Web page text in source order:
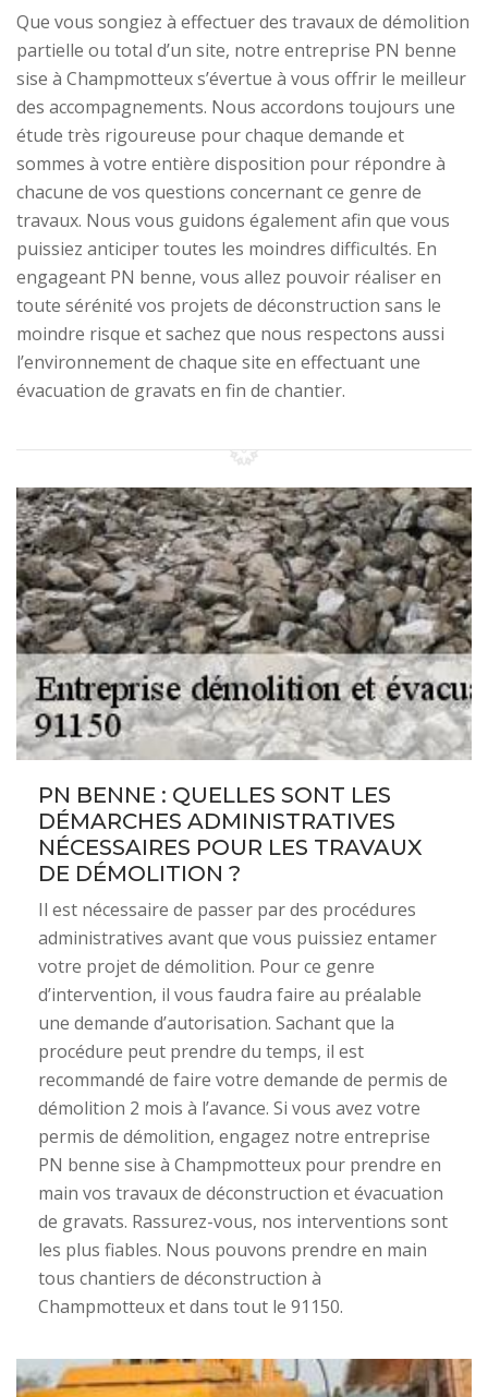
Que vous songiez à effectuer des travaux de démolition
partielle ou total d’un site, notre entreprise PN benne
sise à Champmotteux s’évertue à vous offrir le meilleur
des accompagnements. Nous accordons toujours une
étude très rigoureuse pour chaque demande et
sommes à votre entière disposition pour répondre à
chacune de vos questions concernant ce genre de
travaux. Nous vous guidons également afin que vous
puissiez anticiper toutes les moindres difficultés. En
engageant PN benne, vous allez pouvoir réaliser en
toute sérénité vos projets de déconstruction sans le
moindre risque et sachez que nous respectons aussi
l’environnement de chaque site en effectuant une
évacuation de gravats en fin de chantier.
PN BENNE : QUELLES SONT LES
DÉMARCHES ADMINISTRATIVES
NÉCESSAIRES POUR LES TRAVAUX
DE DÉMOLITION ?
Il est nécessaire de passer par des procédures
administratives avant que vous puissiez entamer
votre projet de démolition. Pour ce genre
d’intervention, il vous faudra faire au préalable
une demande d’autorisation. Sachant que la
procédure peut prendre du temps, il est
recommandé de faire votre demande de permis de
démolition 2 mois à l’avance. Si vous avez votre
permis de démolition, engagez notre entreprise
PN benne sise à Champmotteux pour prendre en
main vos travaux de déconstruction et évacuation
de gravats. Rassurez-vous, nos interventions sont
les plus fiables. Nous pouvons prendre en main
tous chantiers de déconstruction à
Champmotteux et dans tout le 91150.